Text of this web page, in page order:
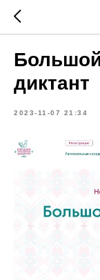
диктант
2023-11-07 21:34